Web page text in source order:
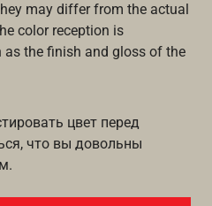
may differ from the actual
color reception is
the finish and gloss of the
цвет перед
что вы довольны